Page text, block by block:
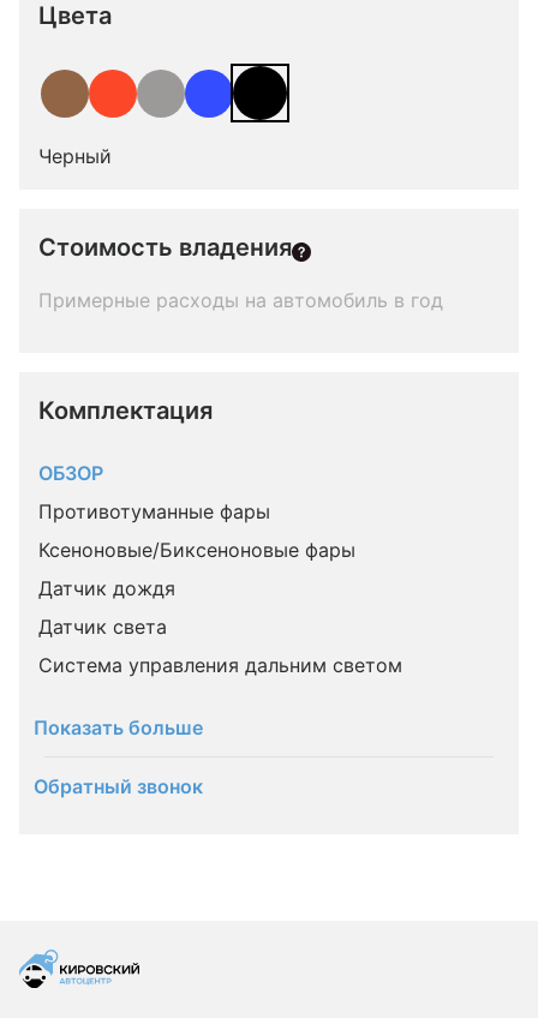
Цвета
Черный
Стоимость владения
Примерные расходы на автомобиль в год
Комплектация
ОБЗОР
Противотуманные фары
Ксеноновые/Биксеноновые фары
Датчик дождя
Датчик света
Система управления дальним светом
Показать больше
Обратный звонок